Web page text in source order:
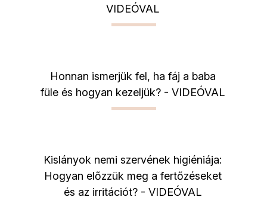
VIDEÓVAL
Honnan ismerjük fel, ha fáj a baba
füle és hogyan kezeljük? - VIDEÓVAL
Kislányok nemi szervének higiéniája:
Hogyan előzzük meg a fertőzéseket
és az irritációt? - VIDEÓVAL